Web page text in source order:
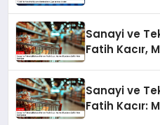
Sanayi ve
Fatih Kacır,
Sanayi ve
Fatih Kacır: